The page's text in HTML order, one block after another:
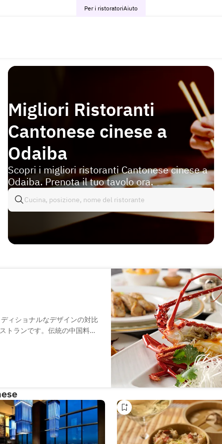
Per i ristoratoriAiuto
Migliori Ristoranti
Cantonese cinese a
Odaiba
Scopri i migliori ristoranti Cantonese cinese a
Odaiba. Prenota il tuo tavolo ora.
ィショナルなデザインの対比
トランです。伝統の中国料理